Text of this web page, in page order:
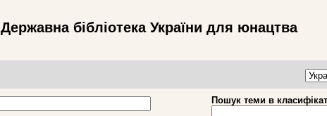
Державна бібліотека України для юнацтва
Пошук теми в